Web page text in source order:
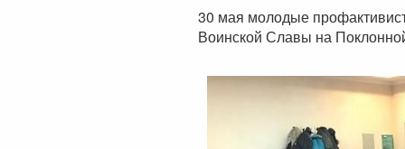
30 мая молодые
Воинской Славы на